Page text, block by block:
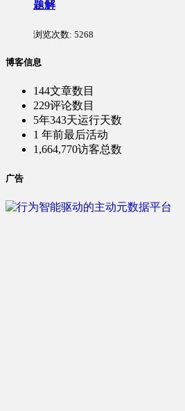
题解
浏览次数: 5268
博客信息
144文章数目
229评论数目
5年343天运行天数
1 年前最后活动
1,664,770访客总数
广告